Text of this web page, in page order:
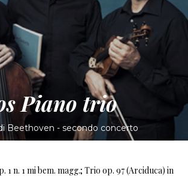
Piano trio
Beethoven - secondo concerto
1 n. 1 mi bem. magg.; Trio op. 97 (Arciduca) in